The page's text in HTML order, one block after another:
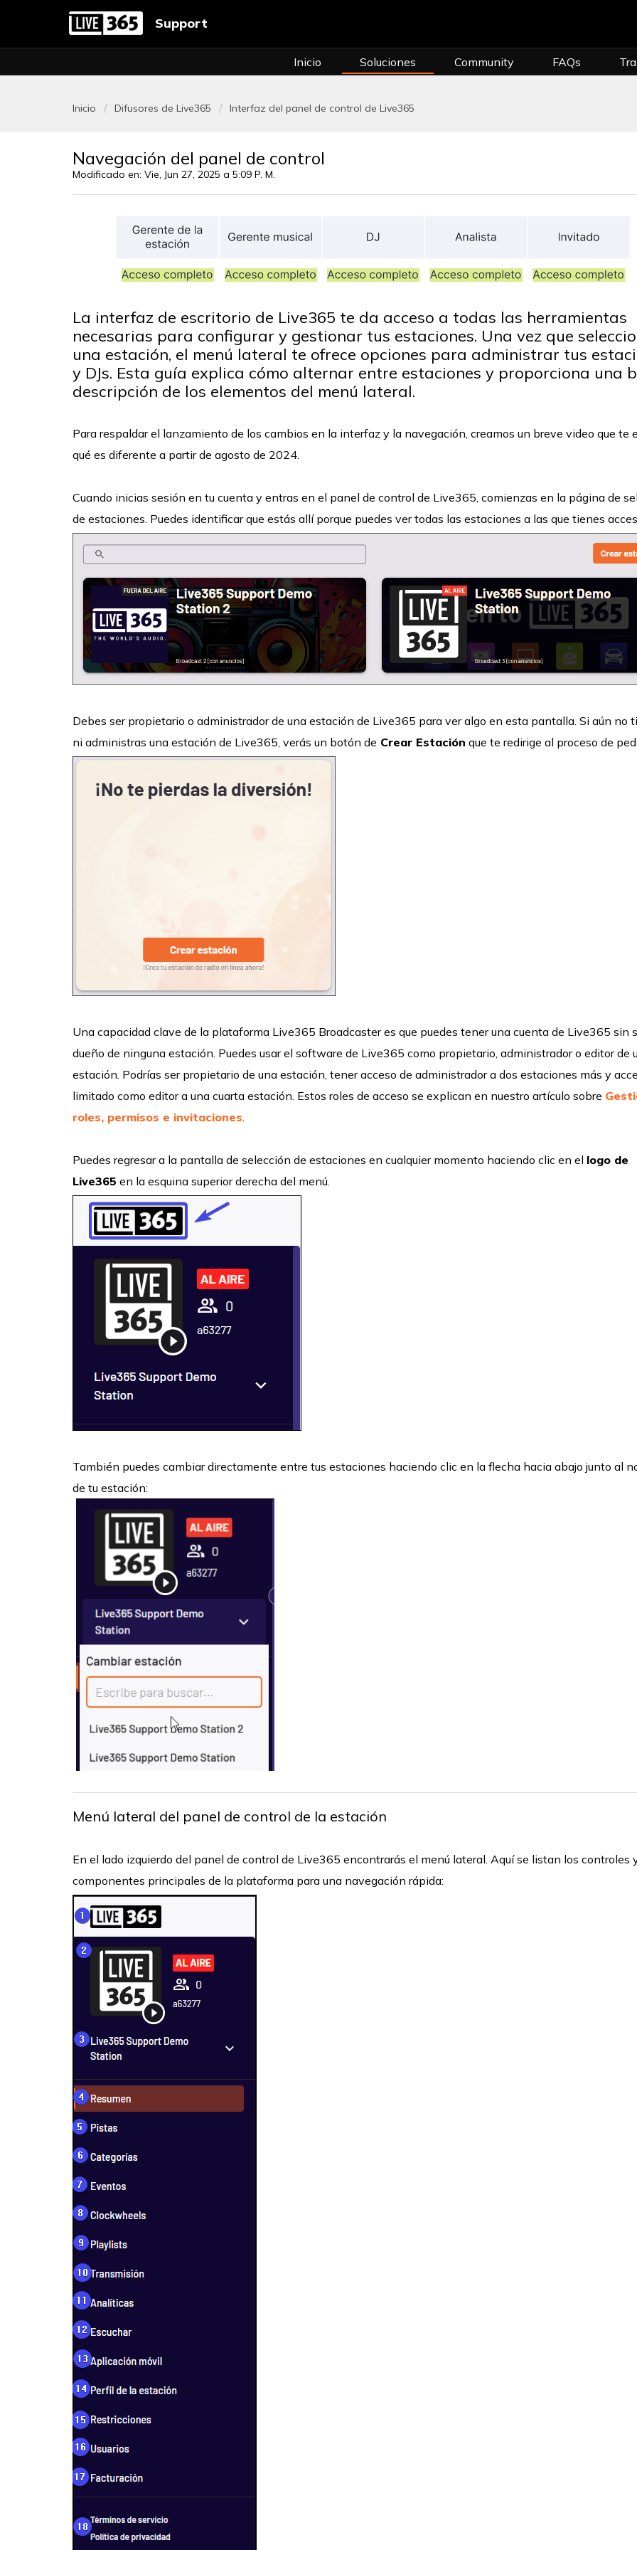
Support
Inicio Soluciones Community FAQs
Inicio Difusores de Live365 Interfaz del panel de control de Live365
Navegación del panel de control
Modificado en: Vie, Jun 27, 2025 a 5:09 P. M.
La interfaz de escritorio de Live365 te da acceso a todas las herramientas
necesarias para configurar y gestionar tus estaciones. Una vez que
una estación, el menú lateral te ofrece opciones para administrar tus
y DJs. Esta guía explica cómo alternar entre estaciones y proporciona una
descripción de los elementos del menú lateral.
Para respaldar el lanzamiento de los cambios en la interfaz y la navegación, creamos un breve video que te
qué es diferente a partir de agosto de 2024.
Cuando inicias sesión en tu cuenta y entras en el panel de control de Live365, comienzas en la página de
de estaciones. Puedes identificar que estás allí porque puedes ver todas las estaciones a las que tienes
Debes ser propietario o administrador de una estación de Live365 para ver algo en esta pantalla. Si aún no
ni administras una estación de Live365, verás un botón de Crear Estación que te redirige al proceso de
Una capacidad clave de la plataforma Live365 Broadcaster es que puedes tener una cuenta de Live365 sin
dueño de ninguna estación. Puedes usar el software de Live365 como propietario, administrador o editor de
estación. Podrías ser propietario de una estación, tener acceso de administrador a dos estaciones más y
limitado como editor a una cuarta estación. Estos roles de acceso se explican en nuestro artículo sobre
roles, permisos e invitaciones.
Puedes regresar a la pantalla de selección de estaciones en cualquier momento haciendo clic en el logo de
Live365 en la esquina superior derecha del menú.
También puedes cambiar directamente entre tus estaciones haciendo clic en la flecha hacia abajo junto al
de tu estación:
Menú lateral del panel de control de la estación
En el lado izquierdo del panel de control de Live365 encontrarás el menú lateral. Aquí se listan los controles
componentes principales de la plataforma para una navegación rápida: